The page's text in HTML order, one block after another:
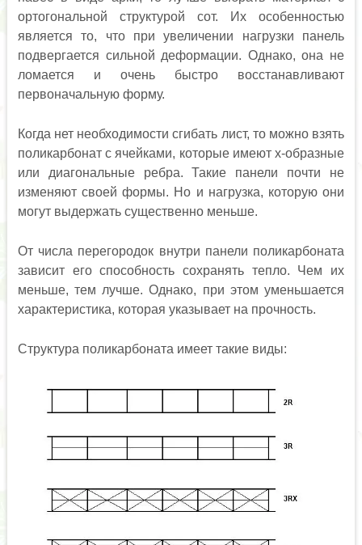
ортогональной структурой сот. Их особенностью
является то, что при увеличении нагрузки панель
подвергается сильной деформации. Однако, она не
ломается и очень быстро восстанавливают
первоначальную форму.
Когда нет необходимости сгибать лист, то можно взять
поликарбонат с ячейками, которые имеют х-образные
или диагональные ребра. Такие панели почти не
изменяют своей формы. Но и нагрузка, которую они
могут выдержать существенно меньше.
От числа перегородок внутри панели поликарбоната
зависит его способность сохранять тепло. Чем их
меньше, тем лучше. Однако, при этом уменьшается
характеристика, которая указывает на прочность.
Структура поликарбоната имеет такие виды: